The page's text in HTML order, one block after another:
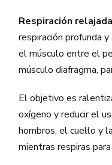
Respiración
respiración profunda
el músculo entre el
músculo diafragma,
El objetivo es
oxígeno y reducir el
hombros, el cuello y
mientras respiras